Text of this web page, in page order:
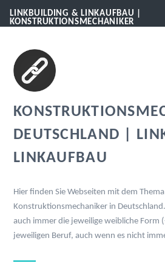
LINKBUILDING & LINKAUFBAU |
KONSTRUKTIONSMECHANIKER
DEUTSCHLAND |
LINKAUFBAU
Hier finden Sie Webseiten mit dem Thema
Konstruktionsmechaniker in
auch immer die jeweilige weibliche Form
jeweiligen Beruf, auch wenn es nicht